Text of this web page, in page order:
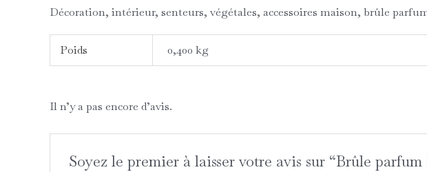
Décoration, intérieur, senteurs, végétales, accessoires maison, brûle
Poids 0,400 kg
Il n’y a pas encore d’avis.
Soyez le premier à laisser votre avis sur “Brûle